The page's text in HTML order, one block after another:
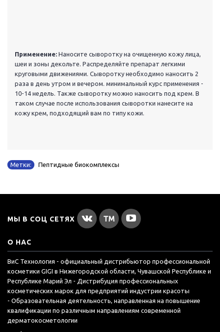
Применение: Наносите сыворотку на очищенную кожу лица,
шеи и зоны декольте. Распределяйте препарат легкими
круговыми движениями. Сыворотку необходимо наносить 2
раза в день утром и вечером. минимальный курс применения -
10-14 недель. Также сыворотку можно наносить под крем. В
таком случае после использования сыворотки нанесите на
кожу крем, подходящий вам по типу кожи.
Метки: Пептидные биокомплексы
МЫ В СОЦ СЕТЯХ
О НАС
ВиС Технология - официальный дистрибьютор профессиональной
косметики GIGI в Нижегородской области, Чувашской Республике и
Республике Марий Эл - Дистрибуция профессиональных
косметических марок для предприятий индустрии красоты
- Образовательная деятельность, направленная на повышение
квалификации по различным направлениям современной
дерматокосметологии